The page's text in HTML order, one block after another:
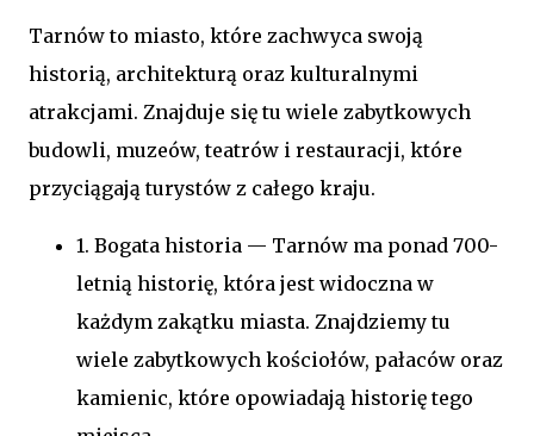
Tarnów to miasto, które zachwyca swoją
historią, architekturą oraz kulturalnymi
atrakcjami. Znajduje się tu wiele zabytkowych
budowli, muzeów, teatrów i restauracji, które
przyciągają turystów z całego kraju.
1. Bogata historia — Tarnów ma ponad 700-
letnią historię, która jest widoczna w
każdym zakątku miasta. Znajdziemy tu
wiele zabytkowych kościołów, pałaców oraz
kamienic, które opowiadają historię tego